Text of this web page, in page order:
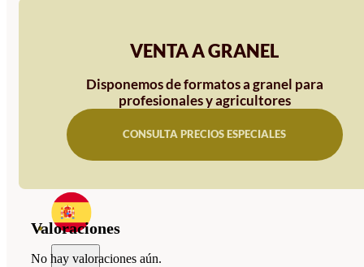
VIVERO
RECURSOS
BLOG
VENTA A GRANEL
Disponemos de formatos a granel para
profesionales y agricultores
CONSULTA PRECIOS ESPECIALES
Valoraciones
No hay valoraciones aún.